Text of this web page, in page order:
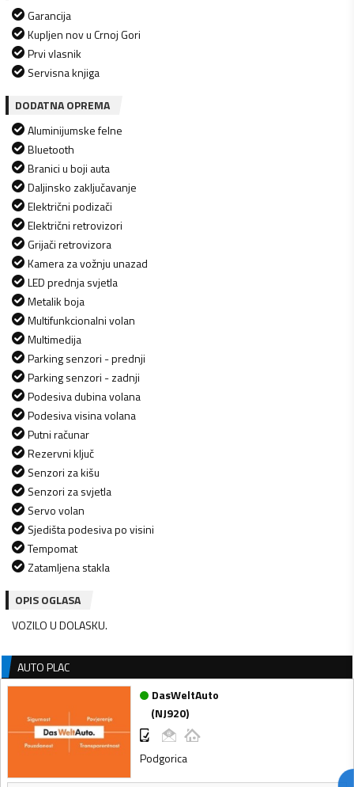
Garancija
Kupljen nov u Crnoj Gori
Prvi vlasnik
Servisna knjiga
DODATNA OPREMA
Aluminijumske felne
Bluetooth
Branici u boji auta
Daljinsko zaključavanje
Električni podizači
Električni retrovizori
Grijači retrovizora
Kamera za vožnju unazad
LED prednja svjetla
Metalik boja
Multifunkcionalni volan
Multimedija
Parking senzori - prednji
Parking senzori - zadnji
Podesiva dubina volana
Podesiva visina volana
Putni računar
Rezervni ključ
Senzori za kišu
Senzori za svjetla
Servo volan
Sjedišta podesiva po visini
Tempomat
Zatamljena stakla
OPIS OGLASA
VOZILO U DOLASKU.
AUTO PLAC
DasWeltAuto
(NJ920)
Podgorica